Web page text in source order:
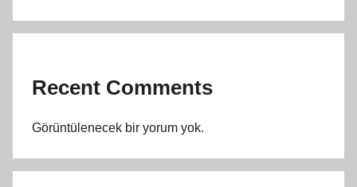
Recent Comments
Görüntülenecek bir yorum yok.